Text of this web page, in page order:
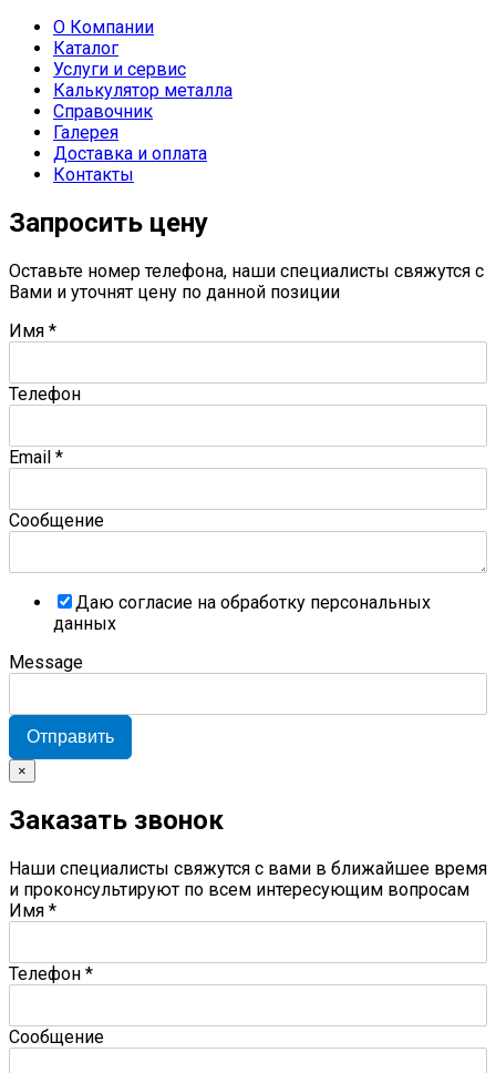
О Компании
Каталог
Услуги и сервис
Калькулятор металла
Справочник
Галерея
Доставка и оплата
Контакты
Запросить цену
Оставьте номер телефона, наши специалисты свяжутся с
Вами и уточнят цену по данной позиции
Имя *
Телефон
Email *
Сообщение
Даю согласие на обработку персональных
данных
Message
Отправить
×
Заказать звонок
Наши специалисты свяжутся с вами в ближайшее время
и проконсультируют по всем интересующим вопросам
Имя *
Телефон *
Сообщение